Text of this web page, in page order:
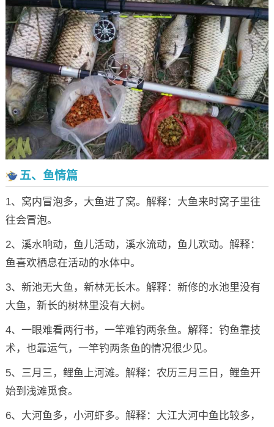
五、鱼情篇
1、窝内冒泡多，大鱼进了窝。解释：大鱼来时窝子里往
往会冒泡。
2、溪水响动，鱼儿活动，溪水流动，鱼儿欢动。解释：
鱼喜欢栖息在活动的水体中。
3、新池无大鱼，新林无长木。解释：新修的水池里没有
大鱼，新长的树林里没有大树。
4、一眼难看两行书，一竿难钓两条鱼。解释：钓鱼靠技
术，也靠运气，一竿钓两条鱼的情况很少见。
5、三月三，鲤鱼上河滩。解释：农历三月三日，鲤鱼开
始到浅滩觅食。
6、大河鱼多，小河虾多。解释：大江大河中鱼比较多，